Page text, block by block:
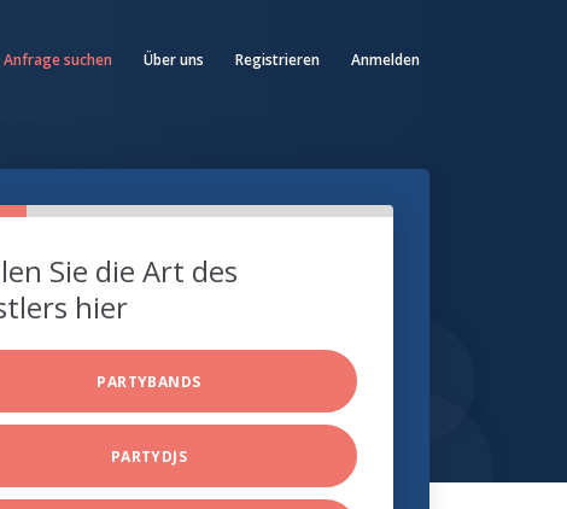
Anfrage suchen Über uns Registrieren Anmelden
Sie die Art des
hier
PARTYBANDS
PARTYDJS